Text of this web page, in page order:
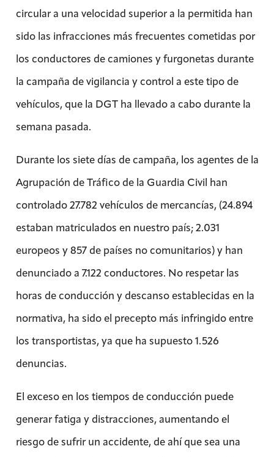
circular a una velocidad superior a la permitida han
sido las infracciones más frecuentes cometidas por
los conductores de camiones y furgonetas durante
la campaña de vigilancia y control a este tipo de
vehículos, que la DGT ha llevado a cabo durante la
semana pasada.
Durante los siete días de campaña, los agentes de la
Agrupación de Tráfico de la Guardia Civil han
controlado 27.782 vehículos de mercancías, (24.894
estaban matriculados en nuestro país; 2.031
europeos y 857 de países no comunitarios) y han
denunciado a 7.122 conductores. No respetar las
horas de conducción y descanso establecidas en la
normativa, ha sido el precepto más infringido entre
los transportistas, ya que ha supuesto 1.526
denuncias.
El exceso en los tiempos de conducción puede
generar fatiga y distracciones, aumentando el
riesgo de sufrir un accidente, de ahí que sea una